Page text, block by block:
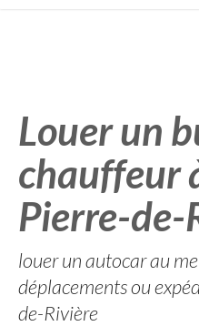
Louer un
chauffeur
Pierre-de-
louer un autocar au
déplacements ou
de-Rivière